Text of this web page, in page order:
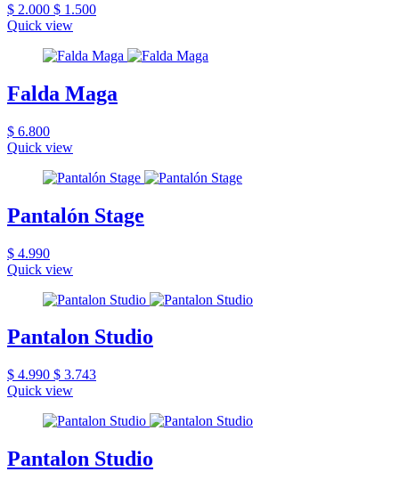
$ 2.000 $ 1.500
Quick view
Falda Maga
$ 6.800
Quick view
Pantalón Stage
$ 4.990
Quick view
Pantalon Studio
$ 4.990 $ 3.743
Quick view
Pantalon Studio